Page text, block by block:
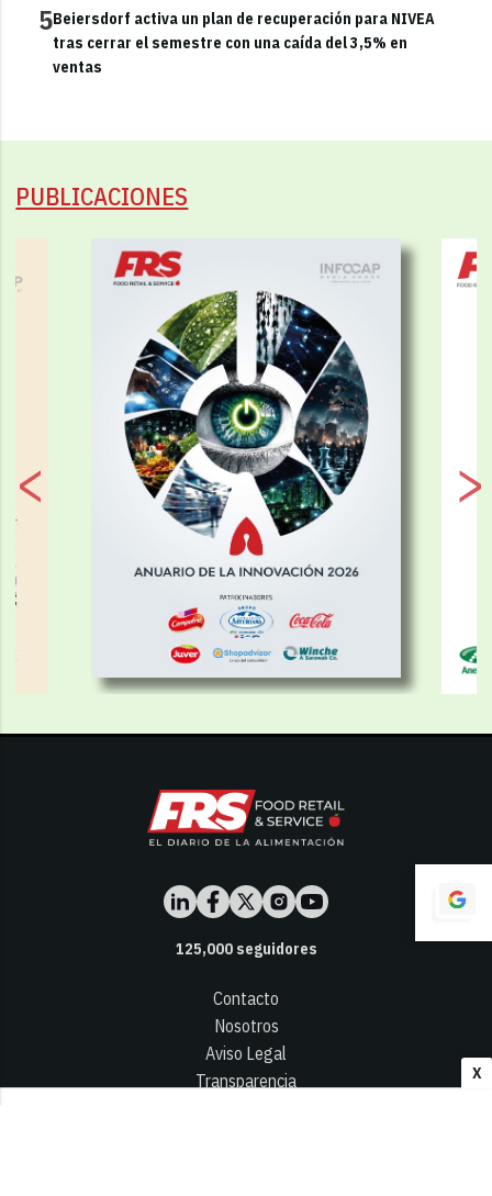
X
5Beiersdorf activa un plan de recuperación para NIVEA
tras cerrar el semestre con una caída del 3,5% en
ventas
PUBLICACIONES
125,000seguidores
Contacto
Nosotros
Aviso Legal
Transparencia